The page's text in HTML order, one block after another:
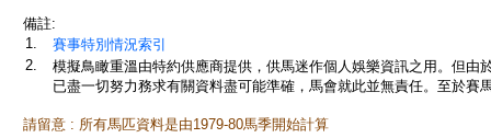
備註:
1.
賽事特別情況索引
2.
模擬鳥瞰重溫由特約供應商提供，供馬迷作個人娛樂資訊之用。但
已盡一切努力務求有關資料盡可能準確，馬會就此並無責任。至於賽
請留意 : 所有馬匹資料是由1979-80馬季開始計算